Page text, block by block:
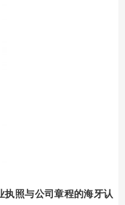
执照与公司章程的海牙认